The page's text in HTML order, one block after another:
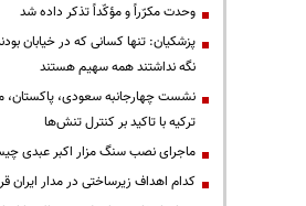
وحدت مکرّراً و مؤکّداً تذکر داده شد
پزشکیان: تنها کسانی که در خیابان
نگه نداشتند همه سهیم هستند
نشست چهارجانبه سعودی، پاکستان،
ترکیه با تاکید بر کنترل تنش‌ها
ماجرای نصب سنگ مزار اکبر عبدی
کدام اهداف زیرساختی در مدار ایران